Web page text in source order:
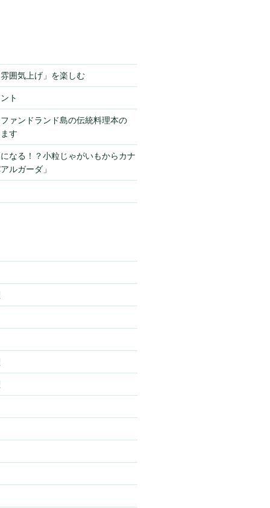
囲気上げ」を楽しむ
ト
ァンドランド島の伝統料理本の
す
なる！？小粒じゃがいもからカナ
ルガーダ」